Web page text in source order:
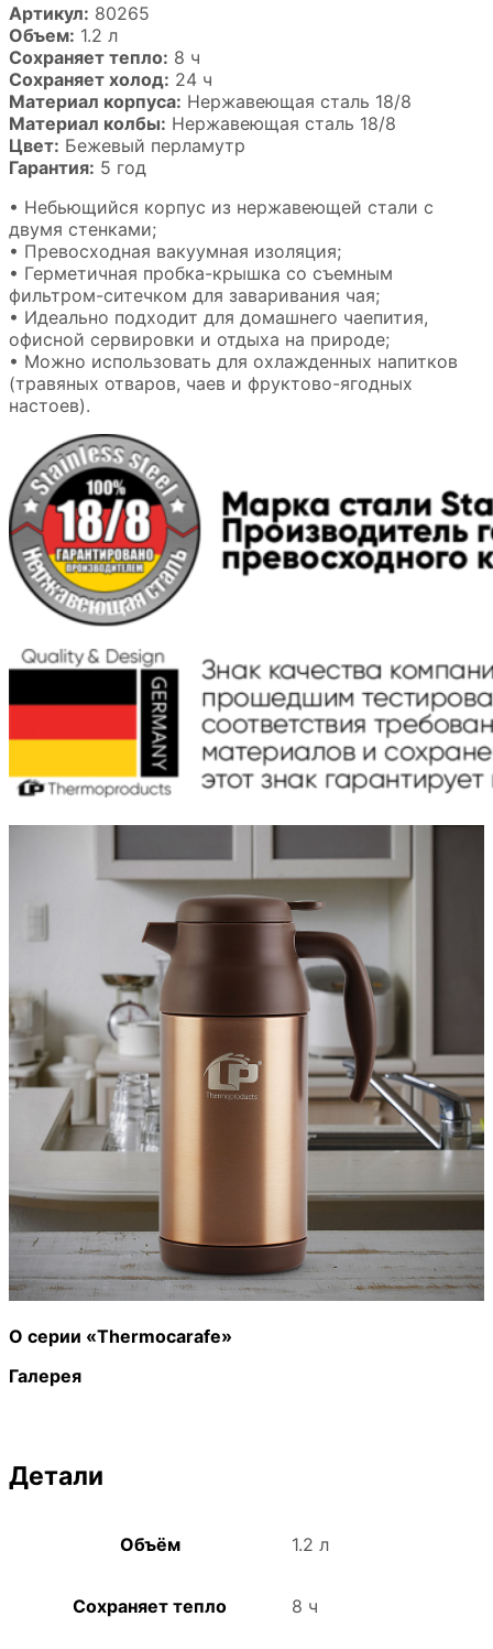
Артикул: 80265
Объем: 1.2 л
Сохраняет тепло: 8 ч
Сохраняет холод: 24 ч
Материал корпуса: Нержавеющая сталь 18/8
Материал колбы: Нержавеющая сталь 18/8
Цвет: Бежевый перламутр
Гарантия: 5 год
• Небьющийся корпус из нержавеющей стали с
двумя стенками;
• Превосходная вакуумная изоляция;
• Герметичная пробка-крышка со съемным
фильтром-ситечком для заваривания чая;
• Идеально подходит для домашнего чаепития,
офисной сервировки и отдыха на природе;
• Можно использовать для охлажденных напитков
(травяных отваров, чаев и фруктово-ягодных
настоев).
О серии «Thermocarafe»
Галерея
Детали
Объём 1.2 л
Сохраняет тепло 8 ч